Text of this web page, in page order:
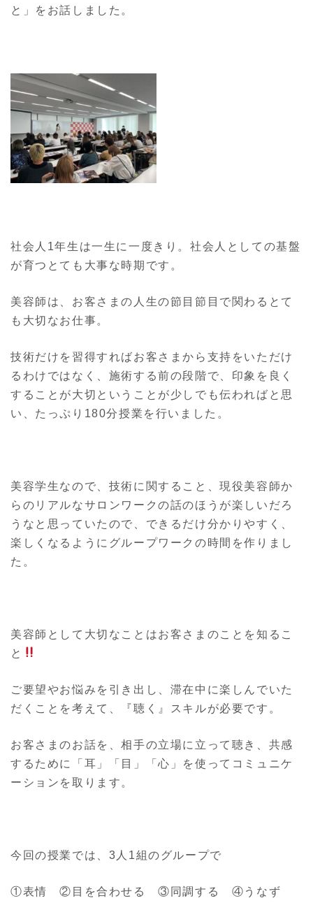
と」をお話しました。
社会人1年生は一生に一度きり。社会人としての基盤
が育つとても大事な時期です。
美容師は、お客さまの人生の節目節目で関わるとて
も大切なお仕事。
技術だけを習得すればお客さまから支持をいただけ
るわけではなく、施術する前の段階で、印象を良く
することが大切ということが少しでも伝わればと思
い、たっぷり180分授業を行いました。
美容学生なので、技術に関すること、現役美容師か
らのリアルなサロンワークの話のほうが楽しいだろ
うなと思っていたので、できるだけ分かりやすく、
楽しくなるようにグループワークの時間を作りまし
た。
美容師として大切なことはお客さまのことを知るこ
と
ご要望やお悩みを引き出し、滞在中に楽しんでいた
だくことを考えて、『聴く』スキルが必要です。
お客さまのお話を、相手の立場に立って聴き、共感
するために「耳」「目」「心」を使ってコミュニケ
ーションを取ります。
今回の授業では、3人1組のグループで
①表情 ②目を合わせる ③同調する ④うなず